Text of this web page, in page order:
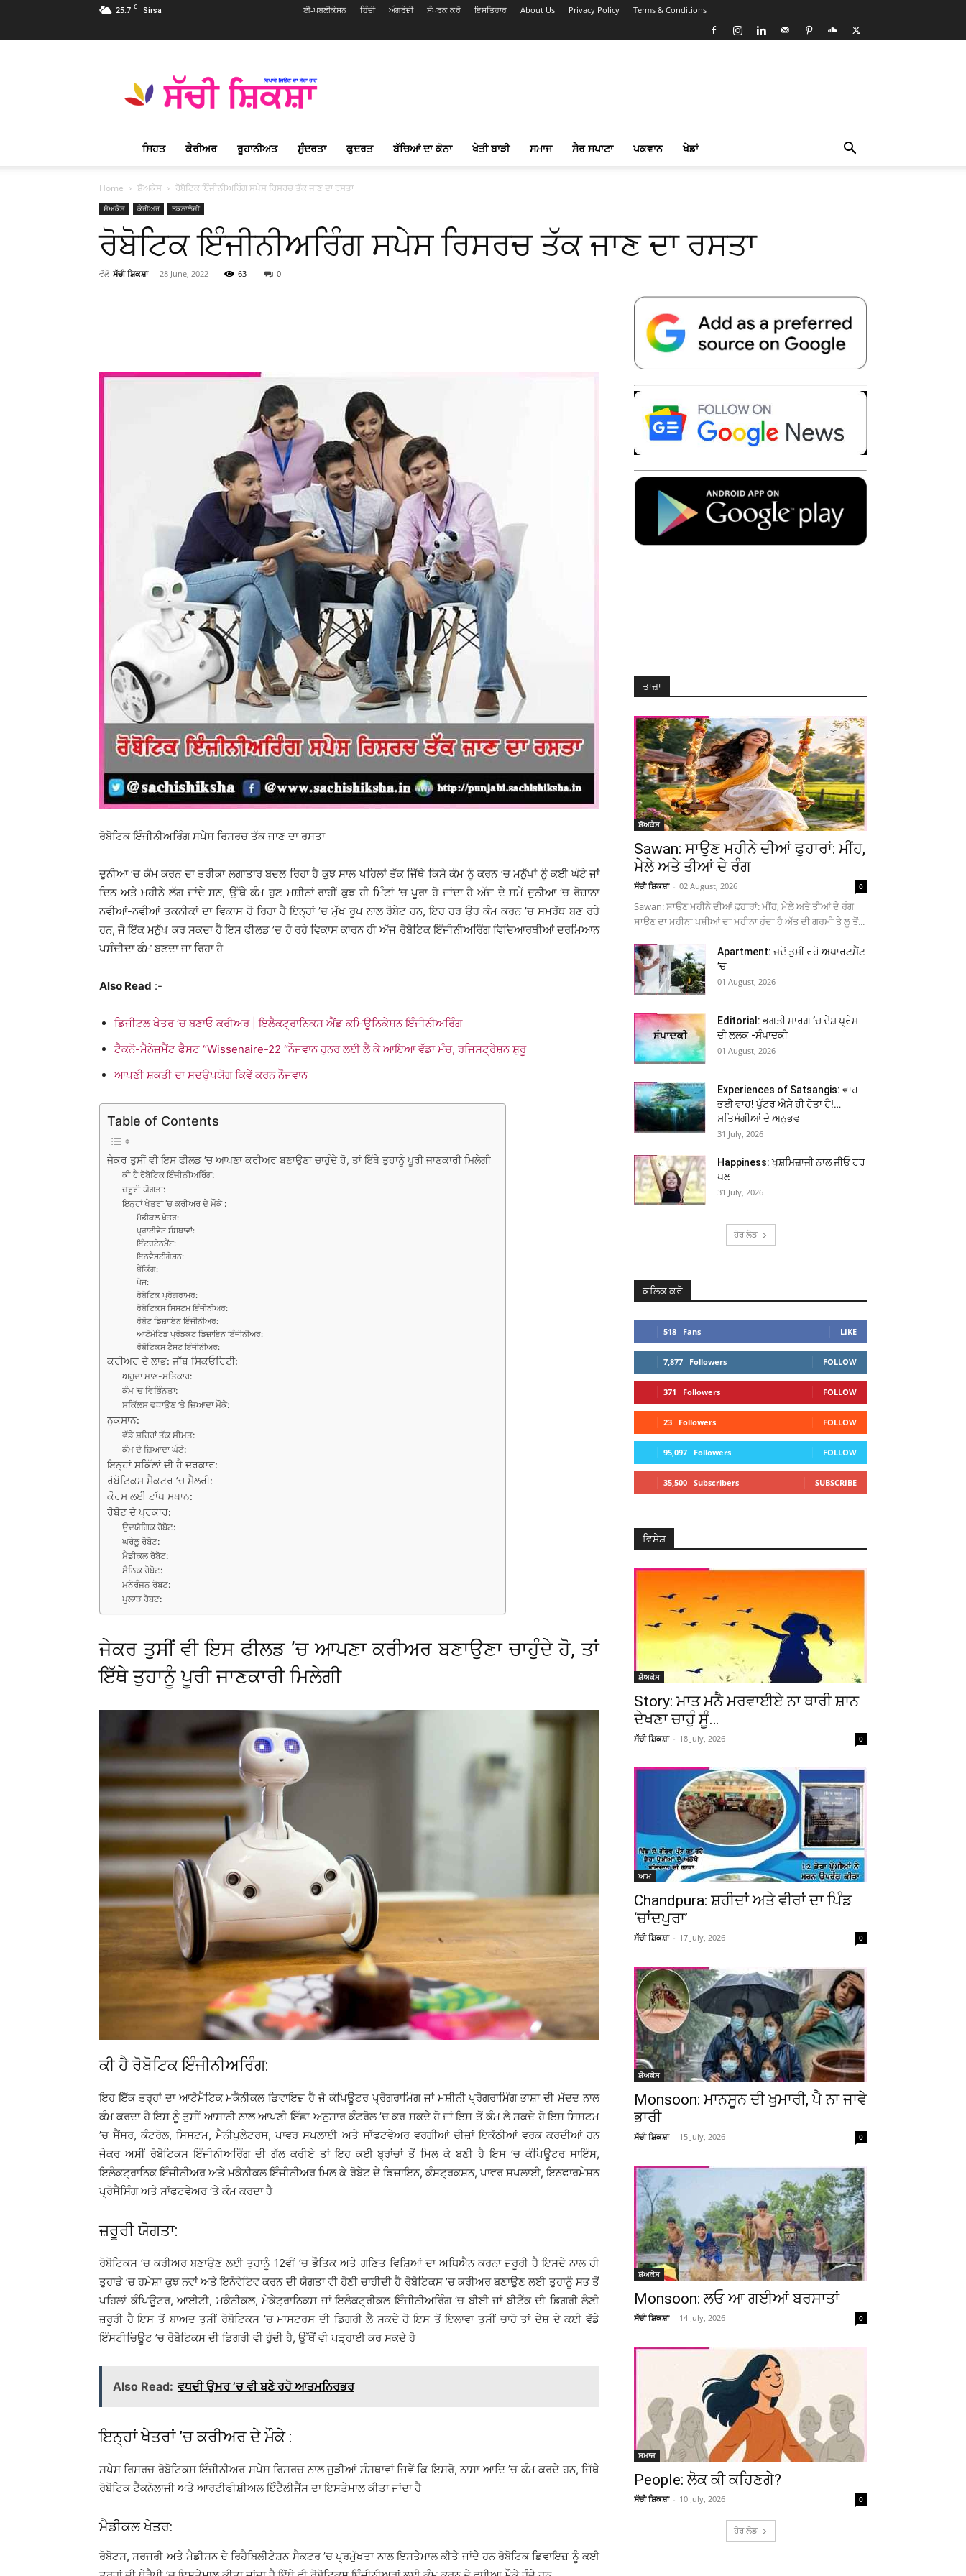
25.7 C Sirsa ਈ-ਪਬਲੀਕੇਸ਼ਨ ਹਿੰਦੀ ਅੰਗਰੇਜ਼ੀ ਸੰਪਰਕ ਕਰੋ ਇਸ਼ਤਿਹਾਰ About Us Privacy Policy Terms & Conditions
Shiksha
Punjabi
ਸ਼ਿਕਸ਼ਾ
ਪ੍ਰਸਿੱਧ
ਮੈਗਜ਼ੀਨ
ਸਿਹਤ ਕੈਰੀਅਰ ਰੂਹਾਨੀਅਤ ਸੁੰਦਰਤਾ ਕੁਦਰਤ ਬੱਚਿਆਂ ਦਾ ਕੋਨਾ ਖੇਤੀ ਬਾੜੀ ਸਮਾਜ ਸੈਰ ਸਪਾਟਾ ਪਕਵਾਨ ਖੇਡਾਂ
Home ਸ਼ੋਅਕੇਸ ਰੋਬੋਟਿਕ ਇੰਜੀਨੀਅਰਿੰਗ ਸਪੇਸ ਰਿਸਰਚ ਤੱਕ ਜਾਣ ਦਾ ਰਸਤਾ
ਸ਼ੋਅਕੇਸ ਕੈਰੀਅਰ ਤਕਨਾਲੋਜੀ
ਰੋਬੋਟਿਕ ਇੰਜੀਨੀਅਰਿੰਗ ਸਪੇਸ ਰਿਸਰਚ ਤੱਕ ਜਾਣ ਦਾ ਰਸਤਾ
ਵੱਲੋ ਸੱਚੀ ਸ਼ਿਕਸ਼ਾ - 28 June, 2022 63 0
Telegram Copy URL
ਰੋਬੋਟਿਕ ਇੰਜੀਨੀਅਰਿੰਗ ਸਪੇਸ ਰਿਸਰਚ ਤੱਕ ਜਾਣ ਦਾ ਰਸਤਾ
ਦੁਨੀਆ ’ਚ ਕੰਮ ਕਰਨ ਦਾ ਤਰੀਕਾ ਲਗਾਤਾਰ ਬਦਲ ਰਿਹਾ ਹੈ ਕੁਝ ਸਾਲ ਪਹਿਲਾਂ ਤੱਕ ਜਿੱਥੇ ਕਿਸੇ ਕੰਮ ਨੂੰ ਕਰਨ ’ਚ ਮਨੁੱਖਾਂ ਨੂੰ ਕਈ ਘੰਟੇ ਜਾਂ
ਦਿਨ ਅਤੇ ਮਹੀਨੇ ਲੱਗ ਜਾਂਦੇ ਸਨ, ਉੱਥੇ ਕੰਮ ਹੁਣ ਮਸ਼ੀਨਾਂ ਰਾਹੀਂ ਕੁਝ ਹੀ ਮਿੰਟਾਂ ’ਚ ਪੂਰਾ ਹੋ ਜਾਂਦਾ ਹੈ ਅੱਜ ਦੇ ਸਮੇਂ ਦੁਨੀਆ ’ਚ ਰੋਜ਼ਾਨਾ
ਨਵੀਆਂ-ਨਵੀਆਂ ਤਕਨੀਕਾਂ ਦਾ ਵਿਕਾਸ ਹੋ ਰਿਹਾ ਹੈ ਇਨ੍ਹਾਂ ’ਚ ਮੁੱਖ ਰੂਪ ਨਾਲ ਰੋਬੇਟ ਹਨ, ਇਹ ਹਰ ਉਹ ਕੰਮ ਕਰਨ ’ਚ ਸਮਰੱਥ ਬਣ ਰਹੇ
ਹਨ, ਜੋ ਇੱਕ ਮਨੁੱਖ ਕਰ ਸਕਦਾ ਹੈ ਇਸ ਫੀਲਡ ’ਚ ਹੋ ਰਹੇ ਵਿਕਾਸ ਕਾਰਨ ਹੀ ਅੱਜ ਰੋਬੋਟਿਕ ਇੰਜੀਨੀਅਰਿੰਗ ਵਿਦਿਆਰਥੀਆਂ ਦਰਮਿਆਨ
ਪਸੰਦੀਦਾ ਕੰਮ ਬਣਦਾ ਜਾ ਰਿਹਾ ਹੈ
Also Read :-
ਡਿਜੀਟਲ ਖੇਤਰ ’ਚ ਬਣਾਓ ਕਰੀਅਰ | ਇਲੈਕਟ੍ਰਾਨਿਕਸ ਐਂਡ ਕਮਿਊਨਿਕੇਸ਼ਨ ਇੰਜੀਨੀਅਰਿੰਗ
ਟੈਕਨੋ-ਮੈਨੇਜ਼ਮੈਂਟ ਫੈਸਟ “Wissenaire-22 “ਨੌਜਵਾਨ ਹੁਨਰ ਲਈ ਲੈ ਕੇ ਆਇਆ ਵੱਡਾ ਮੰਚ, ਰਜਿਸਟ੍ਰੇਸ਼ਨ ਸ਼ੁਰੂ
ਆਪਣੀ ਸ਼ਕਤੀ ਦਾ ਸਦਉਪਯੋਗ ਕਿਵੇਂ ਕਰਨ ਨੌਜਵਾਨ
Table of Contents
ਜੇਕਰ ਤੁਸੀਂ ਵੀ ਇਸ ਫੀਲਡ ’ਚ ਆਪਣਾ ਕਰੀਅਰ ਬਣਾਉਣਾ ਚਾਹੁੰਦੇ ਹੋ, ਤਾਂ ਇੱਥੇ ਤੁਹਾਨੂੰ ਪੂਰੀ ਜਾਣਕਾਰੀ ਮਿਲੇਗੀ
ਕੀ ਹੈ ਰੋਬੋਟਿਕ ਇੰਜੀਨੀਅਰਿੰਗ:
ਜ਼ਰੂਰੀ ਯੋਗਤਾ:
ਇਨ੍ਹਾਂ ਖੇਤਰਾਂ ’ਚ ਕਰੀਅਰ ਦੇ ਮੌਕੇ :
ਮੈਡੀਕਲ ਖੇਤਰ:
ਪ੍ਰਾਈਵੇਟ ਸੰਸਥਾਵਾਂ:
ਇੰਟਰਟੇਨਮੈਂਟ:
ਇਨਵੈਸਟੀਗੇਸ਼ਨ:
ਬੈਂਕਿੰਗ:
ਖੋਜ:
ਰੋਬੋਟਿਕ ਪ੍ਰੋਗਰਾਮਰ:
ਰੋਬੋਟਿਕਸ ਸਿਸਟਮ ਇੰਜੀਨੀਅਰ:
ਰੋਬੋਟ ਡਿਜ਼ਾਇਨ ਇੰਜੀਨੀਅਰ:
ਆਟੋਮੇਟਿਡ ਪ੍ਰੋਡਕਟ ਡਿਜ਼ਾਇਨ ਇੰਜੀਨੀਅਰ:
ਰੋਬੋਟਿਕਸ ਟੈਸਟ ਇੰਜੀਨੀਅਰ:
ਕਰੀਅਰ ਦੇ ਲਾਭ: ਜਾੱਬ ਸਿਕਓਰਿਟੀ:
ਅਹੁਦਾ ਮਾਣ-ਸਤਿਕਾਰ:
ਕੰਮ ’ਚ ਵਿਭਿੰਨਤਾ:
ਸਕਿੱਲਸ ਵਧਾਉਣ ’ਤੇ ਜ਼ਿਆਦਾ ਮੌਕੇ:
ਨੁਕਸਾਨ:
ਵੱਡੇ ਸ਼ਹਿਰਾਂ ਤੱਕ ਸੀਮਤ:
ਕੰਮ ਦੇ ਜ਼ਿਆਦਾ ਘੰਟੇ:
ਇਨ੍ਹਾਂ ਸਕਿੱਲਾਂ ਦੀ ਹੈ ਦਰਕਾਰ:
ਰੋਬੋਟਿਕਸ ਸੈਕਟਰ ’ਚ ਸੈਲਰੀ:
ਕੋਰਸ ਲਈ ਟਾੱਪ ਸਥਾਨ:
ਰੋਬੋਟ ਦੇ ਪ੍ਰਕਾਰ:
ਉਦਯੋਗਿਕ ਰੋਬੋਟ:
ਘਰੇਲੂ ਰੋਬੋਟ:
ਮੈਡੀਕਲ ਰੋਬੋਟ:
ਸੈਨਿਕ ਰੋਬੋਟ:
ਮਨੋਰੰਜਨ ਰੋਬਟ:
ਪੁਲਾੜ ਰੋਬਟ:
ਜੇਕਰ ਤੁਸੀਂ ਵੀ ਇਸ ਫੀਲਡ ’ਚ ਆਪਣਾ ਕਰੀਅਰ ਬਣਾਉਣਾ ਚਾਹੁੰਦੇ ਹੋ, ਤਾਂ
ਇੱਥੇ ਤੁਹਾਨੂੰ ਪੂਰੀ ਜਾਣਕਾਰੀ ਮਿਲੇਗੀ
ਕੀ ਹੈ ਰੋਬੋਟਿਕ ਇੰਜੀਨੀਅਰਿੰਗ:
ਇਹ ਇੱਕ ਤਰ੍ਹਾਂ ਦਾ ਆਟੋਮੈਟਿਕ ਮਕੈਨੀਕਲ ਡਿਵਾਇਜ਼ ਹੈ ਜੋ ਕੰਪਿਊਟਰ ਪ੍ਰੋਗਰਾਮਿੰਗ ਜਾਂ ਮਸ਼ੀਨੀ ਪ੍ਰੋਗਰਾਮਿੰਗ ਭਾਸ਼ਾ ਦੀ ਮੱਦਦ ਨਾਲ
ਕੰਮ ਕਰਦਾ ਹੈ ਇਸ ਨੂੰ ਤੁਸੀਂ ਆਸਾਨੀ ਨਾਲ ਆਪਣੀ ਇੱਛਾ ਅਨੁਸਾਰ ਕੰਟਰੋਲ ’ਚ ਕਰ ਸਕਦੇ ਹੋ ਜਾਂ ਇਸ ਤੋਂ ਕੰਮ ਲੈ ਸਕਦੇ ਹੋ ਇਸ ਸਿਸਟਮ
’ਚ ਸੈਂਸਰ, ਕੰਟਰੋਲ, ਸਿਸਟਮ, ਮੈਨੀਪੁਲੇਟਰਸ, ਪਾਵਰ ਸਪਲਾਈ ਅਤੇ ਸਾੱਫਟਵੇਅਰ ਵਰਗੀਆਂ ਚੀਜ਼ਾਂ ਇਕੱਠੀਆਂ ਵਰਕ ਕਰਦੀਆਂ ਹਨ
ਜੇਕਰ ਅਸੀਂ ਰੋਬੋਟਿਕਸ ਇੰਜੀਨੀਅਰਿੰਗ ਦੀ ਗੱਲ ਕਰੀਏ ਤਾਂ ਇਹ ਕਈ ਬ੍ਰਾਂਚਾਂ ਤੋਂ ਮਿਲ ਕੇ ਬਣੀ ਹੈ ਇਸ ’ਚ ਕੰਪਿਊਟਰ ਸਾਇੰਸ,
ਇਲੈਕਟ੍ਰਾਨਿਕ ਇੰਜੀਨੀਅਰ ਅਤੇ ਮਕੈਨੀਕਲ ਇੰਜੀਨੀਅਰ ਮਿਲ ਕੇ ਰੋਬੇਟ ਦੇ ਡਿਜ਼ਾਇਨ, ਕੰਸਟ੍ਰਕਸ਼ਨ, ਪਾਵਰ ਸਪਲਾਈ, ਇਨਫਾਰਮੇਸ਼ਨ
ਪ੍ਰੋਸੈਸਿੰਗ ਅਤੇ ਸਾੱਫਟਵੇਅਰ ’ਤੇ ਕੰਮ ਕਰਦਾ ਹੈ
ਜ਼ਰੂਰੀ ਯੋਗਤਾ:
ਰੋਬੋਟਿਕਸ ’ਚ ਕਰੀਅਰ ਬਣਾਉਣ ਲਈ ਤੁਹਾਨੂੰ 12ਵੀਂ ’ਚ ਭੌਤਿਕ ਅਤੇ ਗਣਿਤ ਵਿਸ਼ਿਆਂ ਦਾ ਅਧਿਐਨ ਕਰਨਾ ਜ਼ਰੂਰੀ ਹੈ ਇਸਦੇ ਨਾਲ ਹੀ
ਤੁਹਾਡੇ ’ਚ ਹਮੇਸ਼ਾ ਕੁਝ ਨਵਾਂ ਅਤੇ ਇਨੋਵੇਟਿਵ ਕਰਨ ਦੀ ਯੋਗਤਾ ਵੀ ਹੋਣੀ ਚਾਹੀਦੀ ਹੈ ਰੋਬੋਟਿਕਸ ’ਚ ਕਰੀਅਰ ਬਣਾਉਣ ਲਈ ਤੁਹਾਨੂੰ ਸਭ ਤੋਂ
ਪਹਿਲਾਂ ਕੰਪਿਊਟਰ, ਆਈਟੀ, ਮਕੈਨੀਕਲ, ਮੇਕੇਟ੍ਰਾਨਿਕਸ ਜਾਂ ਇਲੈਕਟ੍ਰੀਕਲ ਇੰਜੀਨੀਅਰਿੰਗ ’ਚ ਬੀਈ ਜਾਂ ਬੀਟੈੱਕ ਦੀ ਡਿਗਰੀ ਲੈਣੀ
ਜ਼ਰੂਰੀ ਹੈ ਇਸ ਤੋਂ ਬਾਅਦ ਤੁਸੀਂ ਰੋਬੋਟਿਕਸ ’ਚ ਮਾਸਟਰਸ ਦੀ ਡਿਗਰੀ ਲੈ ਸਕਦੇ ਹੋ ਇਸ ਤੋਂ ਇਲਾਵਾ ਤੁਸੀਂ ਚਾਹੋ ਤਾਂ ਦੇਸ਼ ਦੇ ਕਈ ਵੱਡੇ
ਇੰਸਟੀਚਿਊਟ ’ਚ ਰੋਬੋਟਿਕਸ ਦੀ ਡਿਗਰੀ ਵੀ ਹੁੰਦੀ ਹੈ, ਉੱਥੋਂ ਵੀ ਪੜ੍ਹਾਈ ਕਰ ਸਕਦੇ ਹੋ
Also Read: ਵਧਦੀ ਉਮਰ ’ਚ ਵੀ ਬਣੇ ਰਹੋ ਆਤਮਨਿਰਭਰ
ਇਨ੍ਹਾਂ ਖੇਤਰਾਂ ’ਚ ਕਰੀਅਰ ਦੇ ਮੌਕੇ :
ਸਪੇਸ ਰਿਸਰਚ ਰੋਬੋਟਿਕਸ ਇੰਜੀਨੀਅਰ ਸਪੇਸ ਰਿਸਰਚ ਨਾਲ ਜੁੜੀਆਂ ਸੰਸਥਾਵਾਂ ਜਿਵੇਂ ਕਿ ਇਸਰੋ, ਨਾਸਾ ਆਦਿ ’ਚ ਕੰਮ ਕਰਦੇ ਹਨ, ਜਿੱਥੇ
ਰੋਬੋਟਿਕ ਟੈਕਨੋਲਾਜੀ ਅਤੇ ਆਰਟੀਫੀਸ਼ੀਅਲ ਇੰਟੈਲੀਜੈਂਸ ਦਾ ਇਸਤੇਮਾਲ ਕੀਤਾ ਜਾਂਦਾ ਹੈ
ਮੈਡੀਕਲ ਖੇਤਰ:
ਰੋਬੋਟਸ, ਸਰਜਰੀ ਅਤੇ ਮੈਡੀਸਨ ਦੇ ਰਿਹੈਬਿਲੀਟੇਸ਼ਨ ਸੈਕਟਰ ’ਚ ਪ੍ਰਮੁੱਖਤਾ ਨਾਲ ਇਸਤੇਮਾਲ ਕੀਤੇ ਜਾਂਦੇ ਹਨ ਰੋਬੋਟਿਕ ਡਿਵਾਇਜ਼ ਨੂੰ ਕਈ
ਤਾਜ਼ਾ
ਸ਼ੋਅਕੇਸ
Sawan: ਸਾਉਣ ਮਹੀਨੇ ਦੀਆਂ ਫੁਹਾਰਾਂ: ਮੀਂਹ,
ਮੇਲੇ ਅਤੇ ਤੀਆਂ ਦੇ ਰੰਗ
ਸੱਚੀ ਸ਼ਿਕਸ਼ਾ - 02 August, 2026 0
Sawan: ਸਾਉਣ ਮਹੀਨੇ ਦੀਆਂ ਫੁਹਾਰਾਂ: ਮੀਂਹ, ਮੇਲੇ ਅਤੇ ਤੀਆਂ ਦੇ ਰੰਗ
ਸਾਉਣ ਦਾ ਮਹੀਨਾ ਖੁਸ਼ੀਆਂ ਦਾ ਮਹੀਨਾ ਹੁੰਦਾ ਹੈ ਅੱਤ ਦੀ ਗਰਮੀ ਤੇ ਲੂ ਤੋਂ...
Apartment: ਜਦੋਂ ਤੁਸੀਂ ਰਹੋ ਅਪਾਰਟਮੈਂਟ
’ਚ
01 August, 2026
Editorial: ਭਗਤੀ ਮਾਰਗ ’ਚ ਦੇਸ਼ ਪ੍ਰੇਮ
ਦੀ ਲਲਕ -ਸੰਪਾਦਕੀ
01 August, 2026
Experiences of Satsangis: ਵਾਹ
ਭਈ ਵਾਹ! ਪੁੱਟਰ ਐਸੇ ਹੀ ਹੋਤਾ ਹੈ!…
ਸਤਿਸੰਗੀਆਂ ਦੇ ਅਨੁਭਵ
31 July, 2026
Happiness: ਖੁਸ਼ਮਿਜ਼ਾਜੀ ਨਾਲ ਜੀਓ ਹਰ
ਪਲ
31 July, 2026
ਹੋਰ ਲੋਡ
ਕਲਿਕ ਕਰੋ
518 Fans LIKE
7,877 Followers FOLLOW
371 Followers FOLLOW
23 Followers FOLLOW
95,097 Followers FOLLOW
35,500 Subscribers SUBSCRIBE
ਵਿਸ਼ੇਸ਼
ਸ਼ੋਅਕੇਸ
Story: ਮਾਤ ਮਨੈ ਮਰਵਾਈਏ ਨਾ ਥਾਰੀ ਸ਼ਾਨ
ਦੇਖਣਾ ਚਾਹੁੰ ਸੂੰ…
ਸੱਚੀ ਸ਼ਿਕਸ਼ਾ - 18 July, 2026 0
ਆਮ
Chandpura: ਸ਼ਹੀਦਾਂ ਅਤੇ ਵੀਰਾਂ ਦਾ ਪਿੰਡ
‘ਚਾਂਦਪੁਰਾ’
ਸੱਚੀ ਸ਼ਿਕਸ਼ਾ - 17 July, 2026 0
ਸ਼ੋਅਕੇਸ
Monsoon: ਮਾਨਸੂਨ ਦੀ ਖੁਮਾਰੀ, ਪੈ ਨਾ ਜਾਵੇ
ਭਾਰੀ
ਸੱਚੀ ਸ਼ਿਕਸ਼ਾ - 15 July, 2026 0
ਸ਼ੋਅਕੇਸ
Monsoon: ਲਓ ਆ ਗਈਆਂ ਬਰਸਾਤਾਂ
ਸੱਚੀ ਸ਼ਿਕਸ਼ਾ - 14 July, 2026 0
ਸਮਾਜ
People: ਲੋਕ ਕੀ ਕਹਿਣਗੇ?
ਸੱਚੀ ਸ਼ਿਕਸ਼ਾ - 10 July, 2026 0
ਹੋਰ ਲੋਡ